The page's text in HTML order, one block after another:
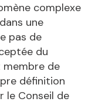
complexe
une
pas de
du
membre de
définition
le Conseil de